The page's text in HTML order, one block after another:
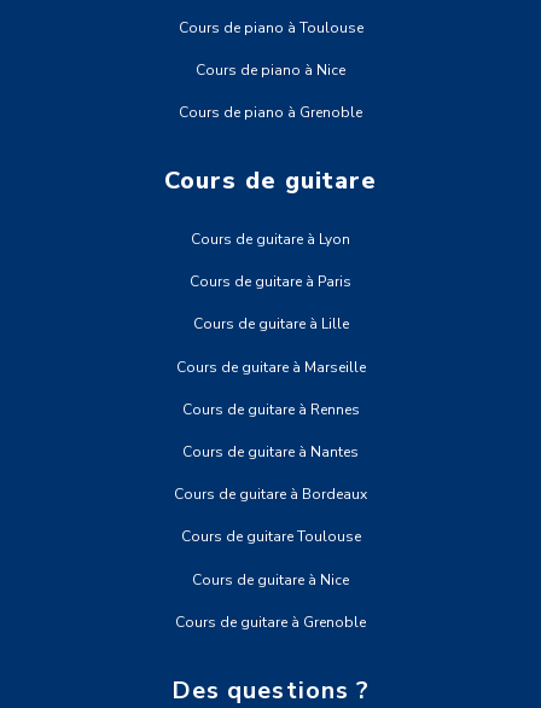
Cours de piano à Toulouse
Cours de piano à Nice
Cours de piano à Grenoble
Cours de guitare
Cours de guitare à Lyon
Cours de guitare à Paris
Cours de guitare à Lille
Cours de guitare à Marseille
Cours de guitare à Rennes
Cours de guitare à Nantes
Cours de guitare à Bordeaux
Cours de guitare Toulouse
Cours de guitare à Nice
Cours de guitare à Grenoble
Des questions ?